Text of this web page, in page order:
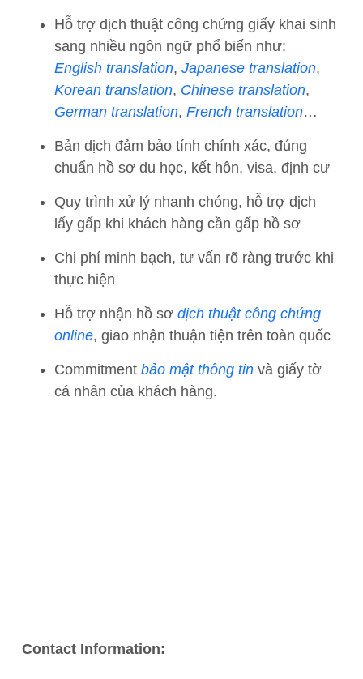
Hỗ trợ dịch thuật công chứng giấy khai sinh
sang nhiều ngôn ngữ phổ biến như:
English translation, Japanese translation,
Korean translation, Chinese translation,
German translation, French translation…
Bản dịch đảm bảo tính chính xác, đúng
chuẩn hồ sơ du học, kết hôn, visa, định cư
Quy trình xử lý nhanh chóng, hỗ trợ dịch
lấy gấp khi khách hàng cần gấp hồ sơ
Chi phí minh bạch, tư vấn rõ ràng trước khi
thực hiện
Hỗ trợ nhận hồ sơ dịch thuật công chứng
online, giao nhận thuận tiện trên toàn quốc
Commitment bảo mật thông tin và giấy tờ
cá nhân của khách hàng.
Contact Information: